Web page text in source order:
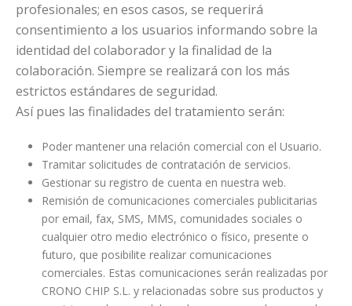
profesionales; en esos casos, se requerirá
consentimiento a los usuarios informando sobre la
identidad del colaborador y la finalidad de la
colaboración. Siempre se realizará con los más
estrictos estándares de seguridad.
Así pues las finalidades del tratamiento serán:
Poder mantener una relación comercial con el Usuario.
Tramitar solicitudes de contratación de servicios.
Gestionar su registro de cuenta en nuestra web.
Remisión de comunicaciones comerciales publicitarias
por email, fax, SMS, MMS, comunidades sociales o
cualquier otro medio electrónico o físico, presente o
futuro, que posibilite realizar comunicaciones
comerciales. Estas comunicaciones serán realizadas por
CRONO CHIP S.L. y relacionadas sobre sus productos y